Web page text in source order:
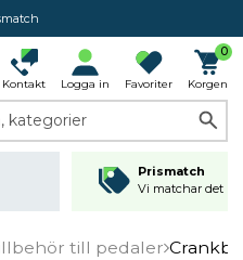
Kontakt Logga in Favoriter
0
Korgen
kategorier
Prismatch
Vi matchar det
till pedaler